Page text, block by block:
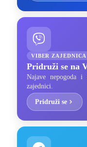
VIBER ZAJEDNICA
Pridruži se na
Najave nepogoda
zajednici.
Pridruži se